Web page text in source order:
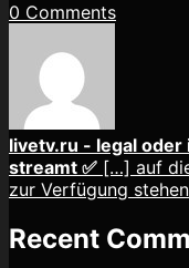
0 Comments
livetv.ru - legal oder
streamt ✅ […] auf
zur Verfügung
Recent